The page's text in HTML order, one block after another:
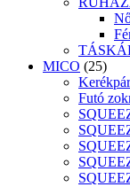
MICO (25)
Futó